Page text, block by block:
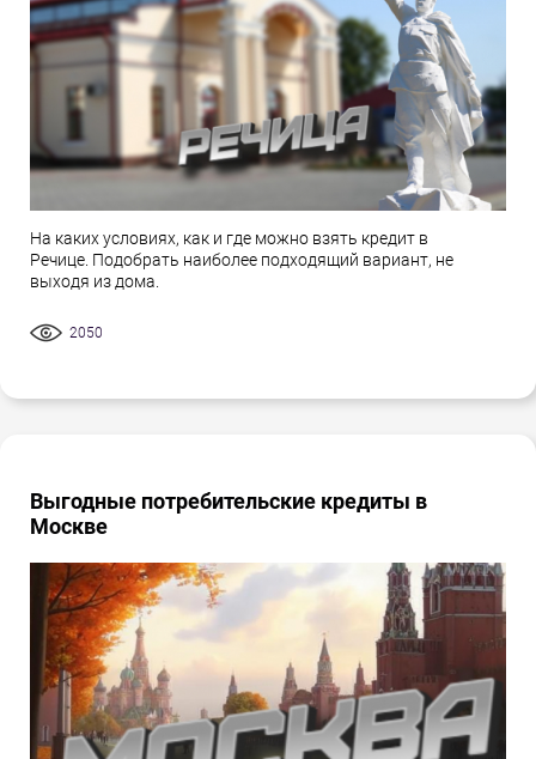
На каких условиях, как и где можно взять кредит в
Речице. Подобрать наиболее подходящий вариант, не
выходя из дома.
2050
Выгодные потребительские кредиты в
Москве